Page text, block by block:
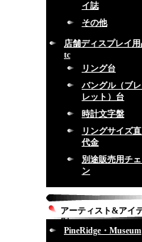
イ誌
その他
店舗ディスプレイ用
tc
リング台
バングル（ブ
レット）台
時計文字盤
リングサイズ
代金
別途販売用チ
ン
アーティスト&アイ
別
PineRidge・Museum